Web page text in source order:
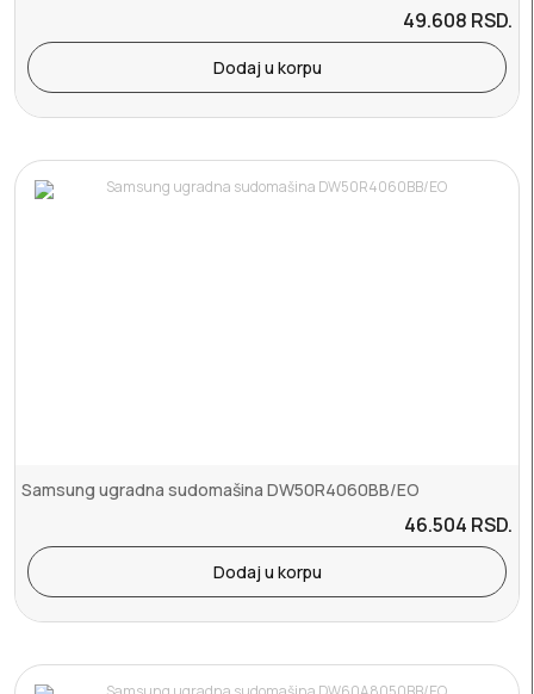
49.608 RSD.
Dodaj u korpu
Samsung ugradna sudomašina DW50R4060BB/EO
46.504 RSD.
Dodaj u korpu